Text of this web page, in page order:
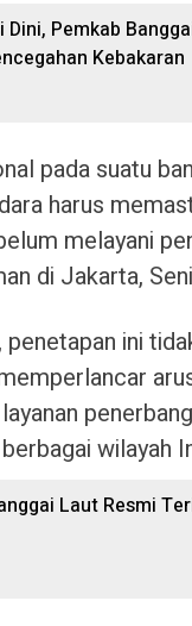
Pemkab
Kebakaran
pada suatu
harus
melayani
di Jakarta,
ini
wilayah
Laut Resmi